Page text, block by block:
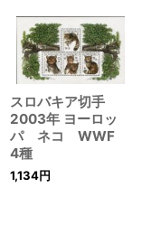
スロバキア切手
2003年 ヨーロッ
パ ネコ WWF
4種
1,134円